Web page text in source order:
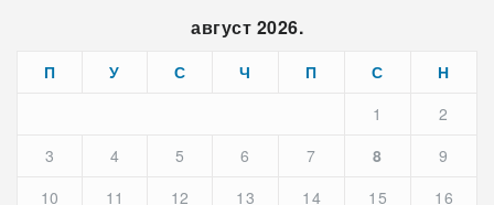
август 2026.
П У С Ч П С
Н
1
2
3
4 5 6 7 8
9
10
11 12 13 14 15
16